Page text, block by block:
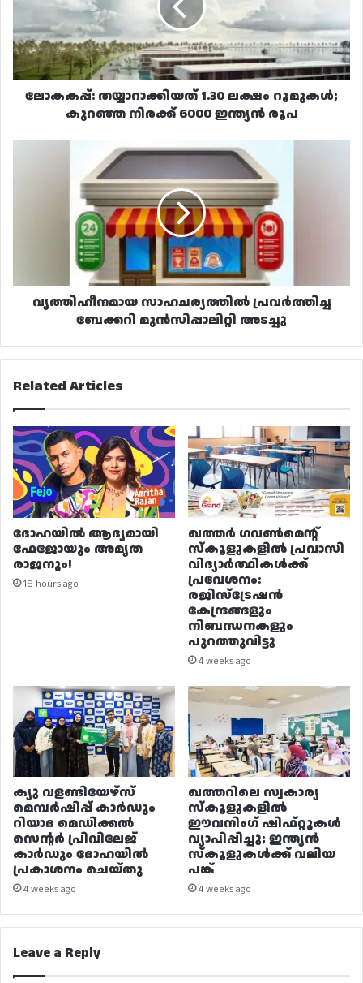
റൂമുകൾ;
കുറഞ്ഞ
നിരക്ക്
6000
ഇന്ത്യൻ
രൂപലോകകപ്പ്: തയ്യാറാക്കിയത് 1.30 ലക്ഷം റൂമുകൾ;
കുറഞ്ഞ നിരക്ക് 6000 ഇന്ത്യൻ രൂപ
മുൻസിപ്പാലിറ്റി
വൃത്തിഹീനമായ സാഹചര്യത്തിൽ പ്രവർത്തിച്ച
ബേക്കറി മുൻസിപ്പാലിറ്റി അടച്ചു
Related Articles
ദോഹയിൽ ആദ്യമായി
ഫേജോയും അമൃത
രാജനും!
18 hours ago
ഖത്തർ ഗവൺമെന്റ്
സ്കൂളുകളിൽ പ്രവാസി
വിദ്യാർത്ഥികൾക്ക്
പ്രവേശനം:
രജിസ്ട്രേഷൻ
കേന്ദ്രങ്ങളും
നിബന്ധനകളും
പുറത്തുവിട്ടു
4 weeks ago
ക്യു വളണ്ടിയേഴ്‌സ്
മെമ്പർഷിപ്പ് കാർഡും
റിയാദ മെഡിക്കൽ
സെന്റർ പ്രിവിലേജ്
കാർഡും ദോഹയിൽ
പ്രകാശനം ചെയ്തു
4 weeks ago
ഖത്തറിലെ സ്വകാര്യ
സ്കൂളുകളിൽ
ഈവനിംഗ് ഷിഫ്റ്റുകൾ
വ്യാപിപ്പിച്ചു; ഇന്ത്യൻ
സ്കൂളുകൾക്ക് വലിയ
പങ്ക്
4 weeks ago
Leave a Reply